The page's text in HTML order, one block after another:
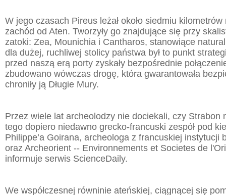
W jego czasach Pireus leżał około siedmiu kilometrów
zachód od Aten. Tworzyły go znajdujące się przy
zatoki: Zea, Mounichia i Cantharos, stanowiące
dla dużej, ruchliwej stolicy państwa był to punkt
przed naszą erą porty zyskały bezpośrednie
zbudowano wówczas drogę, która gwarantowała
chroniły ją Długie Mury.
Przez wiele lat archeolodzy nie dociekali, czy Strabon
tego dopiero niedawno grecko-francuski zespół pod
Philippe’a Goirana, archeologa z francuskiej instytucji
oraz Archeorient -- Environnements et Societes de
informuje serwis ScienceDaily.
We współczesnej równinie ateńskiej, ciągnącej się